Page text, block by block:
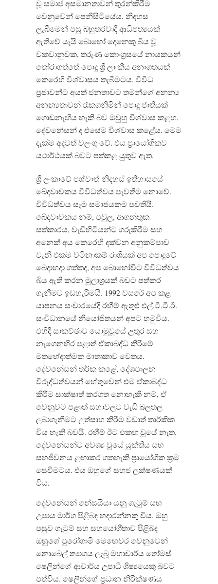
වූ සමාජ අසමානතාවන් තුරන්කිරීම
වෙනුවෙන් පෙනීසිටියේය. නිදහස
ලැබීමෙන් පසු බහුතරවාදී ආධිපත්‍යයක්
ඇතිවේ යැයි බොහෝ දෙනෙකු බිය වූ
වකවානුවක, තරුණ කොංග්‍රසයේ නායකයන්
තෝරාගත්තේ පොදු ශ්‍රී ලාංකීය අනාගතයක්
කෙරෙහි විශ්වාසය තැබීමටය. විවිධ
ප්‍රජාවන්ට අයත් ජනතාවට තමන්ගේ අනන්‍ය
අනන්‍යතාවන් රැකගනිමින් පොදු ජාතියක්
ගොඩනැඟිය හැකි බව ඔවුහු විශ්වාස කළහ.
දේවනේසන් ද එසේම විශ්වාස කළේය. මෙම
දැක්ම අදටත් වලංගු වේ. එය ප්‍රායෝගිකව
යථාර්ථයක් බවට පත්කළ යුතුව ඇත.
ශ්‍රී ලංකාවේ පශ්චාත්-නිදහස් ඉතිහාසයේ
ඛේදවාචකය විවිධත්වය පැවතීම නොවේ.
විවිධත්වය සෑම සමාජයකම පවතියි.
ඛේදවාචකය නම්, පවුල, ආගන්තුක
සත්කාරය, වැඩිහිටියන්ට ගරුකිරීම සහ
අනෙක් අය කෙරෙහි දක්වන අනුකම්පාව
වැනි එකම වටිනාකම් රාශියක් අප පොදුවේ
බෙදාහදා ගත්තද, අප බොහෝවිට විවිධත්වය
බිය ඇති කරන මූලාශ්‍රයක් බවට පත්කර
ගැනීමට ඉඩහැරීමයි. 1992 වසරේ අප කළ
යාපනය සංචාරයේදී රහීම් ඇතුළු එල්.ටී.ටී.ඊ.
සංවිධානයේ නියෝජිතයන් අපට හමුවිය.
එහිදී සාකච්ඡාව යොමුවූයේ උතුර සහ
නැගෙනහිර පළාත් ඒකාබද්ධ කිරීමේ
මතභේදාත්මක මාතෘකාව වෙතය.
දේවනේසන් තර්ක කළේ, දේශපාලන
විරුද්ධත්වයන් හේතුවෙන් එම ඒකාබද්ධ
කිරීම සාක්ෂාත් කරගත නොහැකි නම්, ඒ
වෙනුවට පළාත් සභාවලට වැඩි බලතල
ලබාගැනීමට උත්සාහ කිරීම වඩාත් තාර්කික
විය හැකි බවයි. රහීම් ඊට එකඟ වූයේ නැත.
දේවනේසන්ට අවශ්‍ය වූයේ යුක්තිය සහ
සහජීවනය ළඟාකර ගතහැකි ප්‍රායෝගික ක්‍රම
සෙවීමටය. එය ඔහුගේ සහජ ලක්ෂණයක්
විය.
දේවනේසන් නේසයියා යනු ගැටුම් සහ
උපාය මාර්ග පිළිබඳ හදාරන්නකු විය. ඔහු
පසුව ගැටුම් සහ සහයෝගීතාව පිළිබඳ
ඔහුගේ පුරෝගාමී මෙහෙවර වෙනුවෙන්
නොබෙල් ත්‍යාගය ලැබූ මහාචාර්ය තෝමස්
ෂෙලින්ගේ ආචාර්ය උපාධි ශිෂ්‍යයෙකු බවට
පත්විය. ෂෙලින්ගේ ප්‍රධාන නිරීක්ෂණය